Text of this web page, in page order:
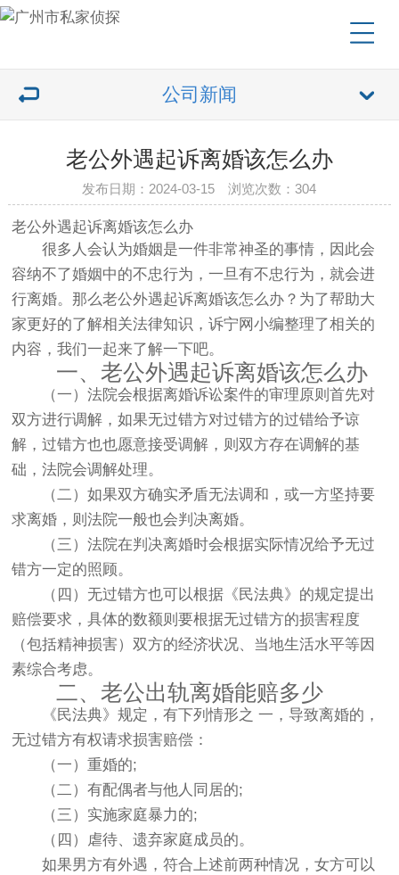
公司新闻
老公外遇起诉离婚该怎么办
发布日期：2024-03-15 浏览次数：304
老公外遇起诉离婚该怎么办
很多人会认为婚姻是一件非常神圣的事情，因此会
容纳不了婚姻中的不忠行为，一旦有不忠行为，就会进
行离婚。那么老公外遇起诉离婚该怎么办？为了帮助大
家更好的了解相关法律知识，诉宁网小编整理了相关的
内容，我们一起来了解一下吧。
一、老公外遇起诉离婚该怎么办
（一）法院会根据离婚诉讼案件的审理原则首先对
双方进行调解，如果无过错方对过错方的过错给予谅
解，过错方也也愿意接受调解，则双方存在调解的基
础，法院会调解处理。
（二）如果双方确实矛盾无法调和，或一方坚持要
求离婚，则法院一般也会判决离婚。
（三）法院在判决离婚时会根据实际情况给予无过
错方一定的照顾。
（四）无过错方也可以根据《民法典》的规定提出
赔偿要求，具体的数额则要根据无过错方的损害程度
（包括精神损害）双方的经济状况、当地生活水平等因
素综合考虑。
二、老公出轨离婚能赔多少
《民法典》规定，有下列情形之 一，导致离婚的，
无过错方有权请求损害赔偿：
（一）重婚的;
（二）有配偶者与他人同居的;
（三）实施家庭暴力的;
（四）虐待、遗弃家庭成员的。
如果男方有外遇，符合上述前两种情况，女方可以